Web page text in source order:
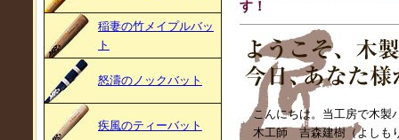
稲妻の竹メイプルバッ
ト
怒濤のノックバット
疾風のティーバット
す！
こんにちは。当工房で木製
木工師 吉森建樹（よしも